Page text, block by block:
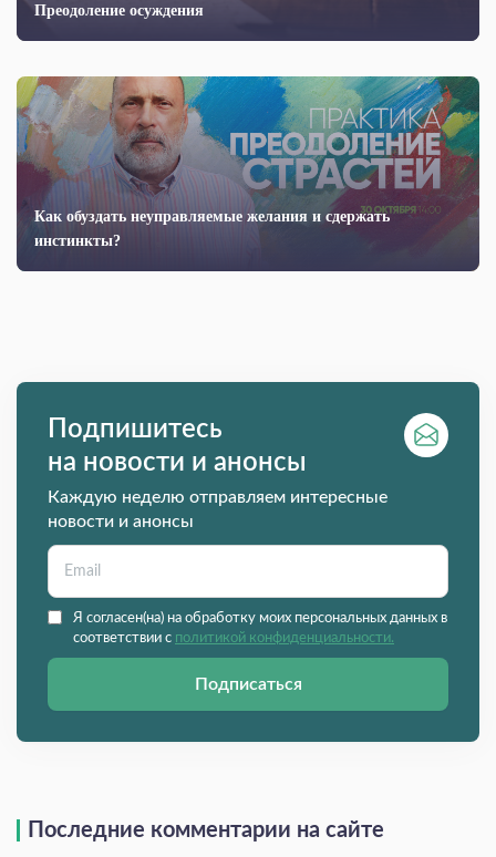
Преодоление осуждения
Как обуздать неуправляемые желания и сдержать
инстинкты?
Подпишитесь
на новости и анонсы
Каждую неделю отправляем интересные
новости и анонсы
Я согласен(на) на обработку моих персональных данных в
соответствии с политикой конфиденциальности.
Подписаться
Последние комментарии на сайте